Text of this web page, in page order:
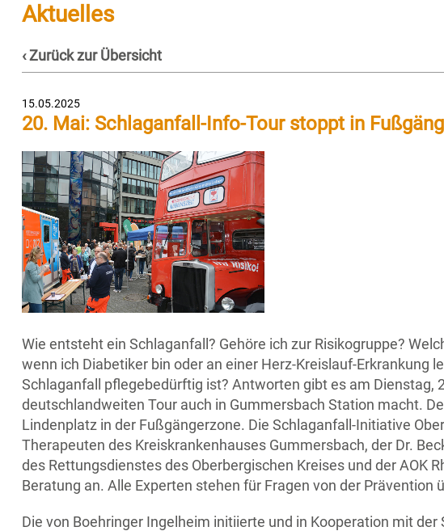
Aktuelles
‹ Zurück zur Übersicht
15.05.2025
20. Mai: Schlaganfall-Info-Tour stoppt in
Wie entsteht ein Schlaganfall? Gehöre ich zur Risikogruppe?
wenn ich Diabetiker bin oder an einer Herz-Kreislauf-Erkrankung
Schlaganfall pflegebedürftig ist? Antworten gibt es am Dienstag,
deutschlandweiten Tour auch in Gummersbach Station macht.
Lindenplatz in der Fußgängerzone. Die Schlaganfall-Initiative
Therapeuten des Kreiskrankenhauses Gummersbach, der Dr.
des Rettungsdienstes des Oberbergischen Kreises und der AOK
Beratung an. Alle Experten stehen für Fragen von der
Die von Boehringer Ingelheim initiierte und in Kooperation mit